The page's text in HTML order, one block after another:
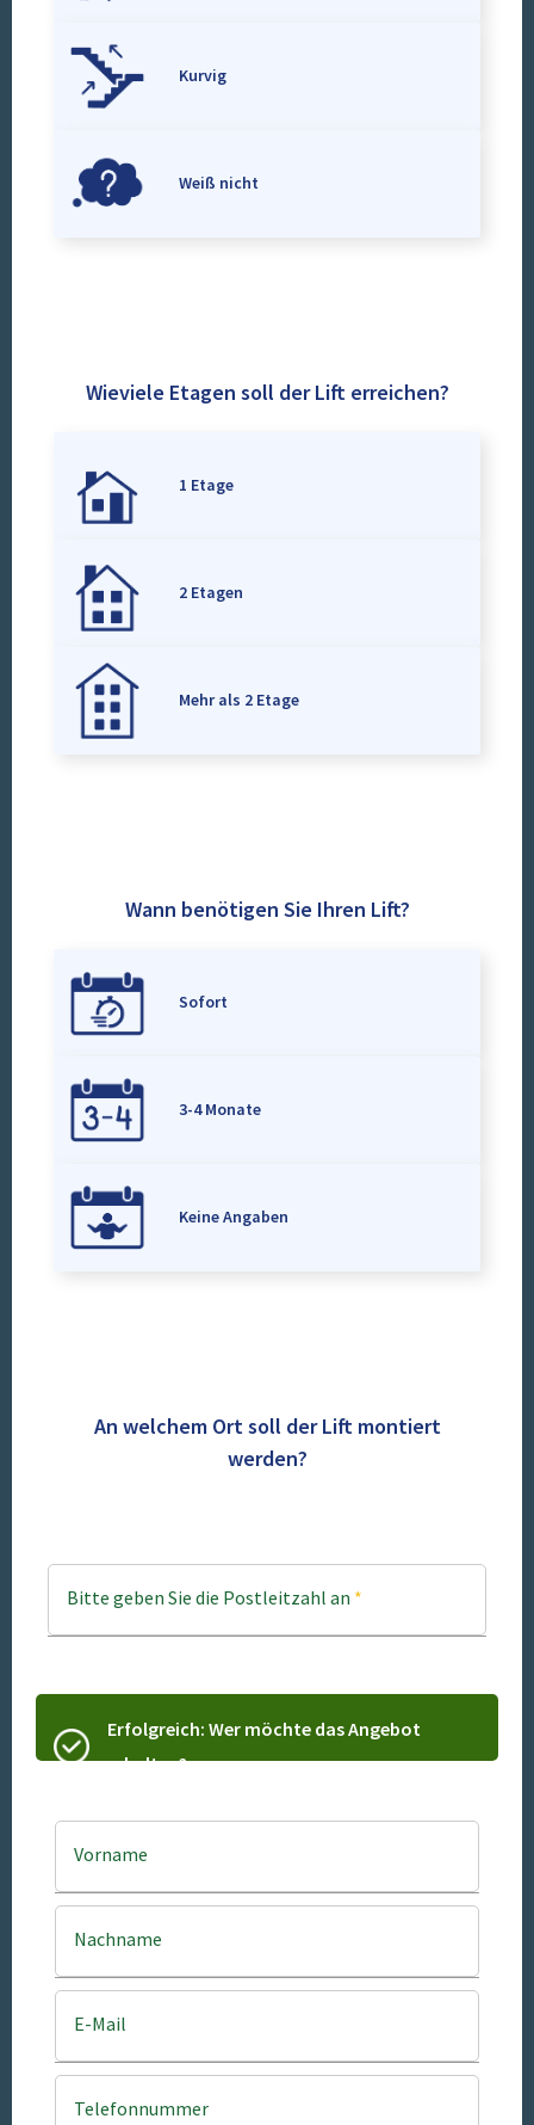
Kurvig
Weiß nicht
Wieviele Etagen soll der Lift erreichen?
1 Etage
2 Etagen
Mehr als 2 Etage
Wann benötigen Sie Ihren Lift?
Sofort
3-4 Monate
Keine Angaben
An welchem Ort soll der Lift montiert
werden?
Bitte geben Sie die Postleitzahl an *
Erfolgreich: Wer möchte das Angebot
erhalten?
Vorname
Nachname
E-Mail
Telefonnummer